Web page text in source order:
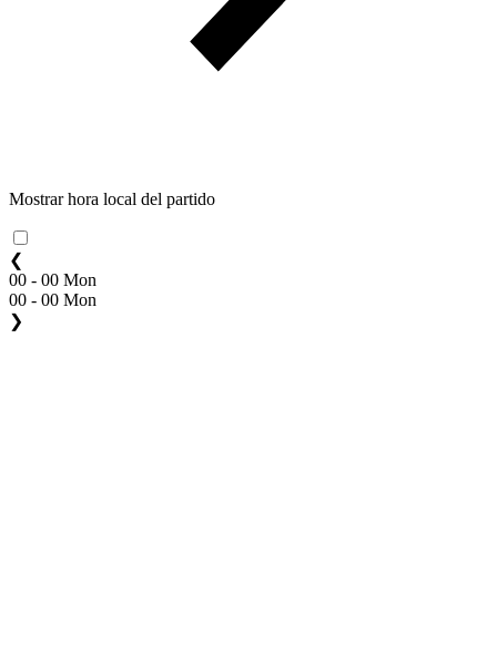
Mostrar hora local del partido
❮
00 - 00 Mon
00 - 00 Mon
❯